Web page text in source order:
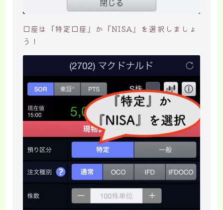
口座は『特定口座』か『NISA』を選択しましょ
う！